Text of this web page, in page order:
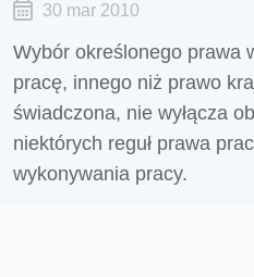
30 mar 2010
Wybór określonego prawa
pracę, innego niż prawo
świadczona, nie wyłącza
niektórych reguł prawa
wykonywania pracy.